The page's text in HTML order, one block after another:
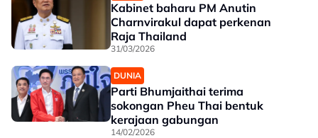
Kabinet baharu PM Anutin
Charnvirakul dapat perkenan
Raja Thailand
31/03/2026
DUNIA
Parti Bhumjaithai terima
sokongan Pheu Thai bentuk
kerajaan gabungan
14/02/2026